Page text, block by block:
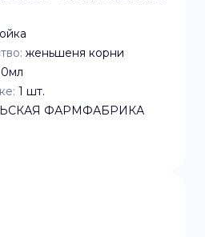
женьшеня корни
1 шт.
ФАРМФАБРИКА